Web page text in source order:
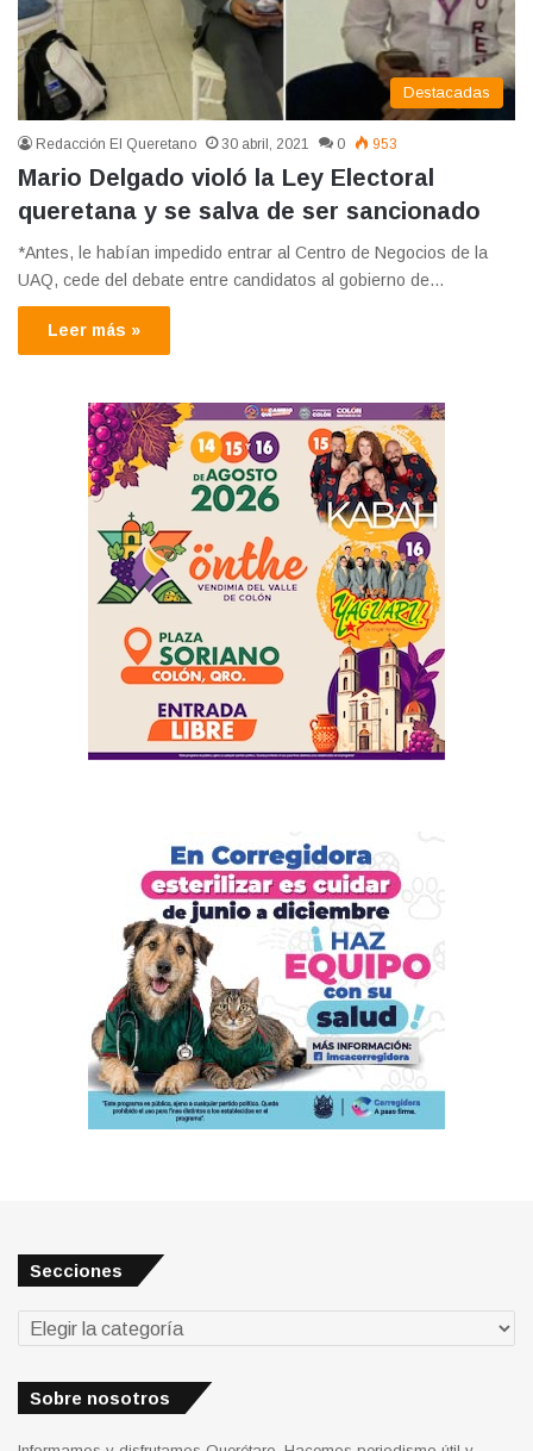
Destacadas
Redacción El Queretano 30 abril, 2021 0 953
Mario Delgado violó la Ley Electoral
queretana y se salva de ser sancionado
*Antes, le habían impedido entrar al Centro de Negocios de la
UAQ, cede del debate entre candidatos al gobierno de…
Leer más »
Secciones
Secciones
Sobre nosotros